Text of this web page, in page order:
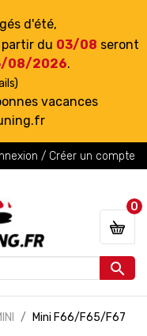
d'été,
partir du 03/08 seront
08/2026.
vacances
/ Créer un compte

0
Mini F66/F65/F67